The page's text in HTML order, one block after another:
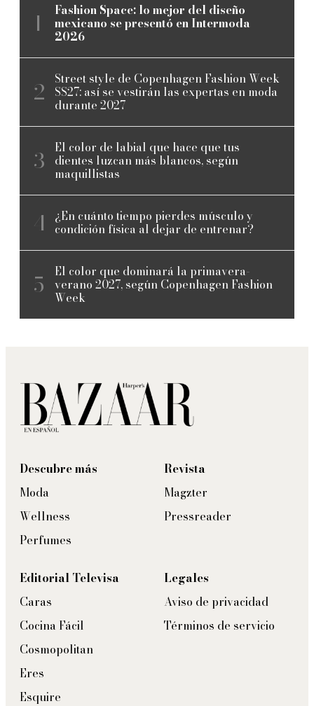
Fashion Space: lo mejor del diseño
mexicano se presentó en Intermoda
2026
Street style de Copenhagen Fashion Week
SS27: así se vestirán las expertas en moda
durante 2027
El color de labial que hace que tus
dientes luzcan más blancos, según
maquillistas
¿En cuánto tiempo pierdes músculo y
condición física al dejar de entrenar?
El color que dominará la primavera-
verano 2027, según Copenhagen Fashion
Week
Descubre más
Moda
Wellness
Perfumes
Revista
Magzter
Pressreader
Editorial Televisa
Caras
Cocina Fácil
Cosmopolitan
Eres
Esquire
Legales
Aviso de privacidad
Términos de servicio